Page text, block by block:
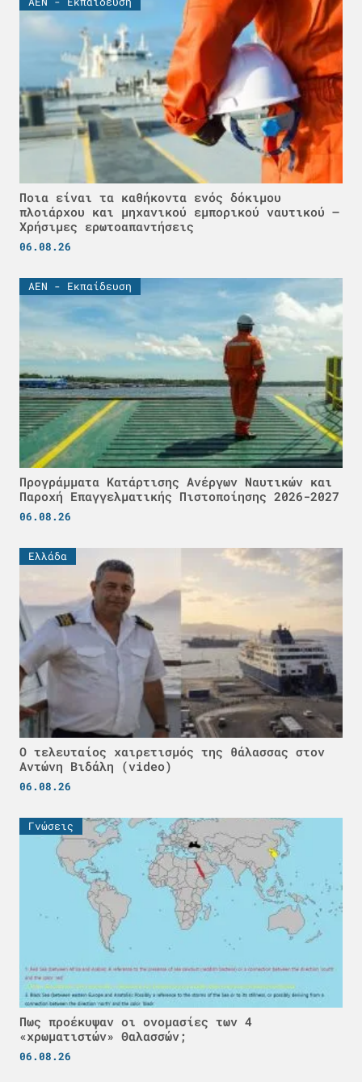
Ποια είναι τα καθήκοντα ενός δόκιμου
πλοιάρχου και μηχανικού εμπορικού ναυτικού –
Χρήσιμες ερωτοαπαντήσεις
06.08.26
ΑΕΝ - Εκπαίδευση
Προγράμματα Κατάρτισης Ανέργων Ναυτικών και
Παροχή Επαγγελματικής Πιστοποίησης 2026-2027
06.08.26
Ελλάδα
Ο τελευταίος χαιρετισμός της θάλασσας στον
Αντώνη Βιδάλη (video)
06.08.26
Γνώσεις
Πως προέκυψαν οι ονομασίες των 4
«χρωματιστών» Θαλασσών;
06.08.26